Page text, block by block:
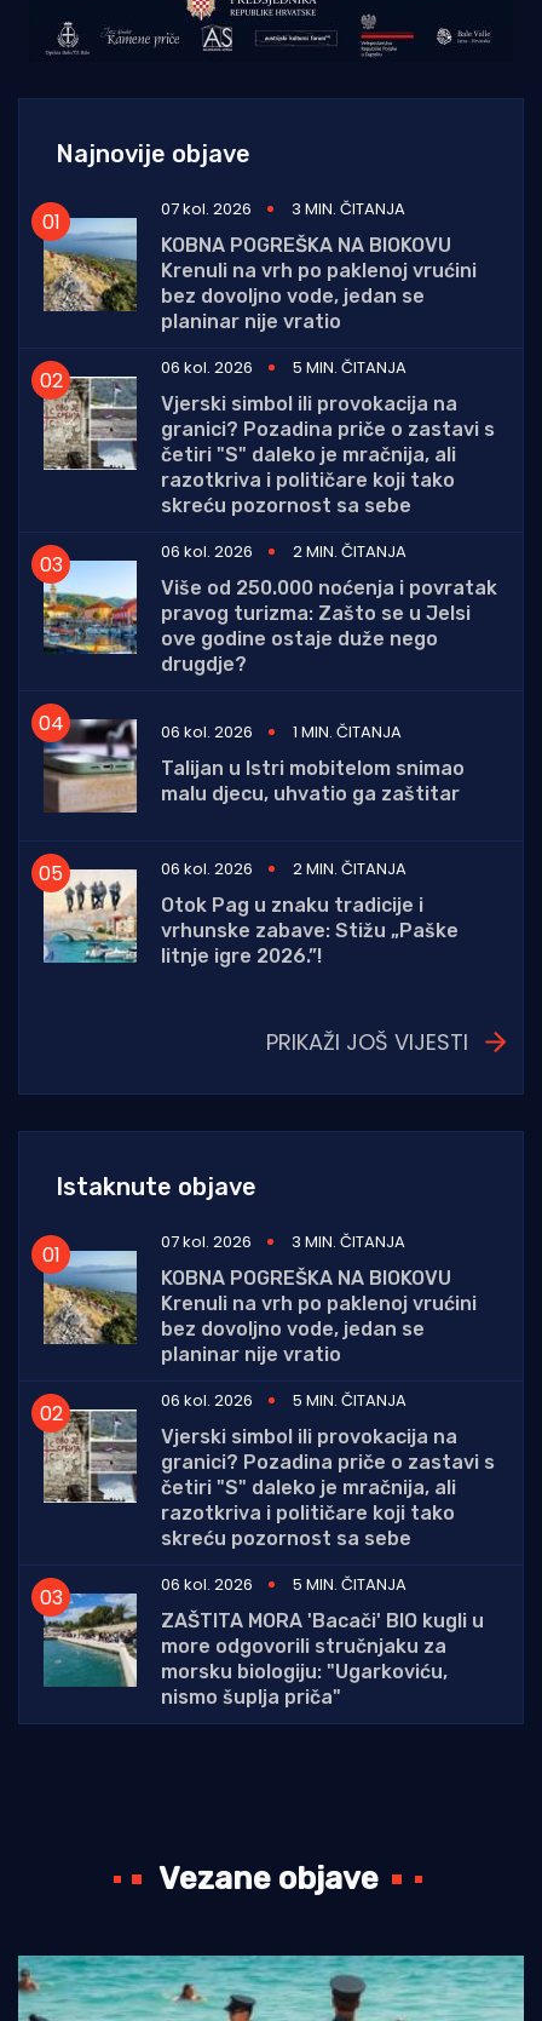
Najnovije objave
07 kol. 2026
3 MIN. ČITANJA
KOBNA POGREŠKA NA BIOKOVU
Krenuli na vrh po paklenoj vrućini
bez dovoljno vode, jedan se
planinar nije vratio
06 kol. 2026
5 MIN. ČITANJA
Vjerski simbol ili provokacija na
granici? Pozadina priče o zastavi s
četiri "S" daleko je mračnija, ali
razotkriva i političare koji tako
skreću pozornost sa sebe
06 kol. 2026
2 MIN. ČITANJA
Više od 250.000 noćenja i povratak
pravog turizma: Zašto se u Jelsi
ove godine ostaje duže nego
drugdje?
06 kol. 2026
1 MIN. ČITANJA
Talijan u Istri mobitelom snimao
malu djecu, uhvatio ga zaštitar
06 kol. 2026
2 MIN. ČITANJA
Otok Pag u znaku tradicije i
vrhunske zabave: Stižu „Paške
litnje igre 2026.”!
PRIKAŽI JOŠ VIJESTI
Istaknute objave
07 kol. 2026
3 MIN. ČITANJA
KOBNA POGREŠKA NA BIOKOVU
Krenuli na vrh po paklenoj vrućini
bez dovoljno vode, jedan se
planinar nije vratio
06 kol. 2026
5 MIN. ČITANJA
Vjerski simbol ili provokacija na
granici? Pozadina priče o zastavi s
četiri "S" daleko je mračnija, ali
razotkriva i političare koji tako
skreću pozornost sa sebe
06 kol. 2026
5 MIN. ČITANJA
ZAŠTITA MORA 'Bacači' BIO kugli u
more odgovorili stručnjaku za
morsku biologiju: "Ugarkoviću,
nismo šuplja priča"
Vezane objave